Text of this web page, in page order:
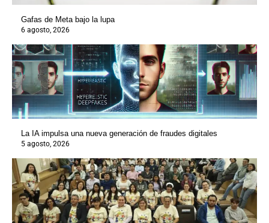
Gafas de Meta bajo la lupa
6 agosto, 2026
La IA impulsa una nueva generación de fraudes digitales
5 agosto, 2026